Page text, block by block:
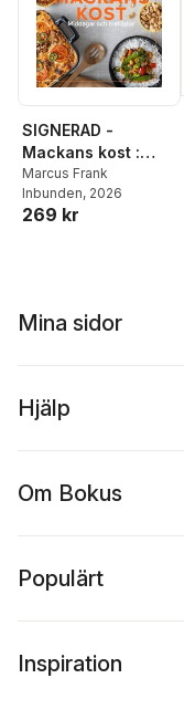
SIGNERAD -
Mackans kost :
Middagar och
matlådor
Marcus Frank
Inbunden, 2026
269 kr
Mina sidor
Hjälp
Om Bokus
Populärt
Inspiration